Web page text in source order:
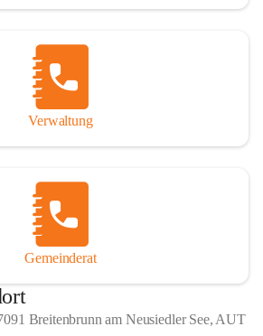
Verwaltung
Gemeinderat
Breitenbrunn am Neusiedler See, AUT